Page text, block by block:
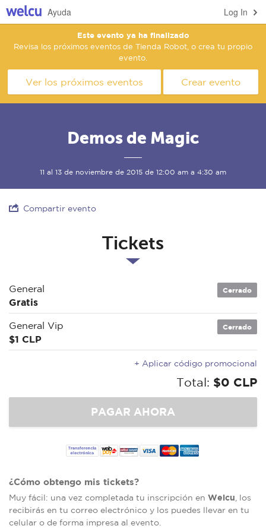
Log In
Ayuda
Este evento ya ha finalizado
Revisa los próximos eventos de Tienda Robot, o crea tu propio
evento.
Ver los próximos eventos Crear evento
Demos de Magic
11 al 13 de noviembre de 2015 de 12:00 am a 4:30 am
Compartir evento
Tickets
General
Gratis
Cerrado
General Vip
$1 CLP
Cerrado
+ Aplicar código promocional
Total: $0 CLP
¿Cómo obtengo mis tickets?
Muy fácil: una vez completada tu inscripción en Welcu , los
recibirás en tu correo electrónico y los puedes llevar en tu
celular o de forma impresa al evento.